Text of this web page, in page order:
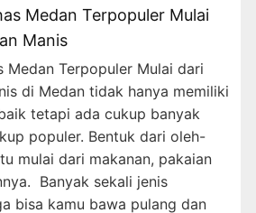
Medan Terpopuler Mulai
Manis
Medan Terpopuler Mulai dari
di Medan tidak hanya memiliki
tetapi ada cukup banyak
populer. Bentuk dari oleh-
mulai dari makanan, pakaian
Banyak sekali jenis
bisa kamu bawa pulang dan